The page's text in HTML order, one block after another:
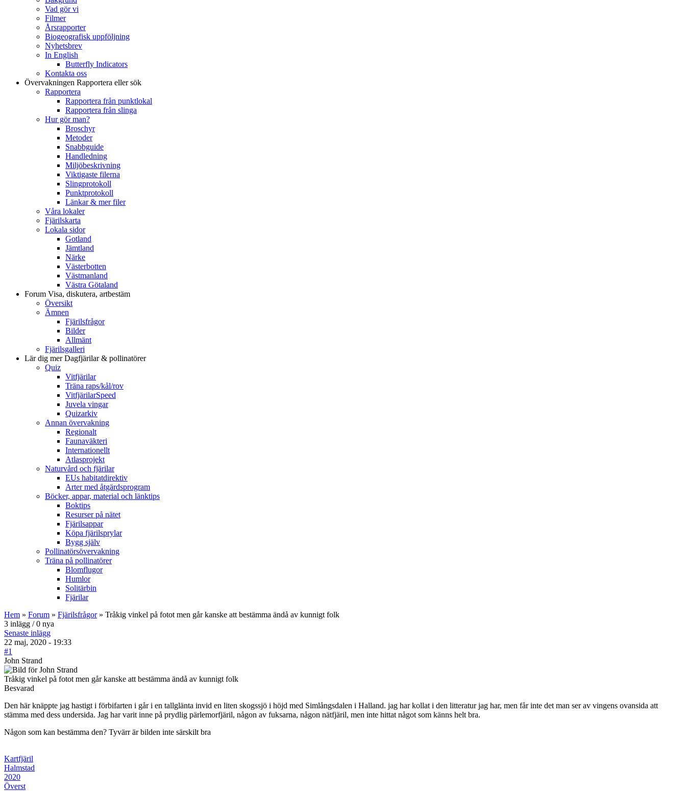
Vad gör vi
Filmer
Årsrapporter
Biogeografisk uppföljning
Nyhetsbrev
In English
Butterfly Indicators
Kontakta oss
Övervakningen Rapportera eller sök
Rapportera
Rapportera från punktlokal
Rapportera från slinga
Hur gör man?
Broschyr
Metoder
Snabbguide
Handledning
Miljöbeskrivning
Viktigaste filerna
Slingprotokoll
Punktprotokoll
Länkar & mer filer
Våra lokaler
Fjärilskarta
Lokala sidor
Gotland
Jämtland
Närke
Västerbotten
Västmanland
Västra Götaland
Forum Visa, diskutera, artbestäm
Översikt
Ämnen
Fjärilsfrågor
Bilder
Allmänt
Fjärilsgalleri
Lär dig merDagfjärilar & pollinatörer
Quiz
Vitfjärilar
Träna raps/kål/rov
VitfjärilarSpeed
Juvela vingar
Quizarkiv
Annan övervakning
Regionalt
Faunaväkteri
Internationellt
Atlasprojekt
Naturvård och fjärilar
EUs habitatdirektiv
Arter med åtgärdsprogram
Böcker, appar, material och länktips
Boktips
Resurser på nätet
Fjärilsappar
Köpa fjärilsprylar
Bygg själv
Pollinatörsövervakning
Träna på pollinatörer
Blomflugor
Humlor
Solitärbin
Fjärilar
Hem » Forum » Fjärilsfrågor» Tråkig vinkel på fotot men går kanske att bestämma ändå av kunnigt folk
3 inlägg / 0 nya
Senaste inlägg
22 maj, 2020 - 19:33
#1
John Strand
Tråkig vinkel på fotot men går kanske att bestämma ändå av kunnigt folk
Besvarad
Den här knäppte jag hastigt i förbifarten i går i en tallglänta invid en liten skogssjö i höjd med Simlångsdalen i Halland. jag har kollat i den litteratur jag har, men får inte det man ser av vingens ovansida att
stämma med dess undersida. Jag har varit inne på prydlig pärlemorfjäril, någon av fuksarna, någon nätfjäril, men inte hittat något som känns helt bra.
Någon som kan bestämma den? Tyvärr är bilden inte särskilt bra
Kartfjäril
Halmstad
2020
Överst